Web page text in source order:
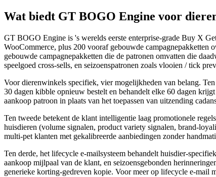
Wat biedt GT BOGO Engine voor
GT BOGO Engine is 's werelds eerste enterprise-grade Buy X
WooCommerce, plus 200 vooraf gebouwde campagnepakketten
gebouwde campagnepakketten die de patronen omvatten die
speelgoed cross-sells, en seizoenspatronen zoals vlooien / tick
Voor dierenwinkels specifiek, vier mogelijkheden van belang.
30 dagen kibble opnieuw bestelt en behandelt elke 60 dagen
aankoop patroon in plaats van het toepassen van uitzending
Ten tweede betekent de klant intelligentie laag promotionele
huisdieren (volume signalen, product variety signalen, brand-
multi-pet klanten met gekalibreerde aanbiedingen zonder
Ten derde, het lifecycle e-mailsysteem behandelt huisdier-
aankoop mijlpaal van de klant, en seizoensgebonden
generieke korting-gedreven kopie. Voor meer op lifecycle e-mail